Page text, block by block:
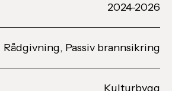
2024-2026
Rådgivning, Passiv brannsikring
Kulturbygg